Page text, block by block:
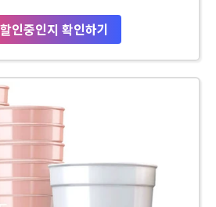
인중인지 확인하기